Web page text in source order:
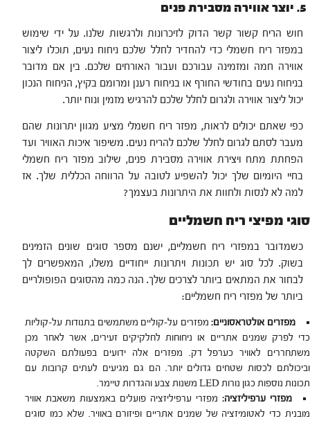
5. יוצר אווירה מסבירת פנים
חוש הריח קשור קשר הדוק לזיכרונות ולרגשות שלנו. על ידי שימוש
במפזר ריח חשמלי כדי להחדיר לחלל שלכם ניחוח נעים, תוכלו ליצור
אווירה חמה ומזמינה עבורכם ועבור האורחים שלכם. בין אם מדובר
בניחוח נעים בחודשי החורף או בניחוח רענן ומרומם בקיץ, הניחוח הנכון
יכול ליצור אווירה ולגרום לחלל שלכם להרגיש מזמין ונוח יותר.
כפי שאתם יכולים לראות, מפזר ריח חשמלי מציע מגוון יתרונות שהם
מעבר לסתם לגרום לחלל שלכם להריח נעים. משיפור איכות האוויר ועד
הפחתת מתח ויצירת אווירה מסבירת פנים, שילוב מפזר ריח חשמלי
בחיי היומיום שלך יכול להשפיע לטובה על הרווחה הכללית שלך. אז
למה לא לנסות ולחוות את היתרונות בעצמך?
סוגי מפיצי ריח חשמליים
כשמדובר במפזרי ריח חשמליים, ישנם מספר סוגים שונים הזמינים
בשוק. לכל סוג יש תכונות ויתרונות ייחודיים משלו, המאפשרים לך
לבחור את המתאים ביותר לצרכים שלך. הנה כמה מהסוגים הפופולריים
ביותר של מפזרי ריח חשמליים:
מפזרים אולטראסוניים:מפזרים על-קוליים משתמשים בתנודות על-קוליות
כדי לפרק שמנים אתריים או ניחוחות לחלקיקים זעירים, אשר לאחר מכן
משתחררים לאוויר כערפל דק. מפזרים אלה ידועים בפעולתם השקטה
וביכולתם לכסות שטחים גדולים יותר. הם גם מגיעים לעתים קרובות עם
תכונות נוספות כגון נורות LED משנות צבע והגדרות טיימר.
מפזרי ערפיליזציה:מפזרי ערפיליזציה פועלים באמצעות משאבת אוויר
מובנית כדי לאטומיזציה של שמנים אתריים ופיזורם באוויר. שלא כמו סוגים